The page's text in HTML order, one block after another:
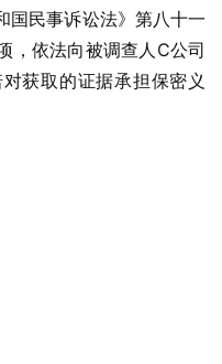
国民事诉讼法》第八十一
，依法向被调查人C公司
获取的证据承担保密义